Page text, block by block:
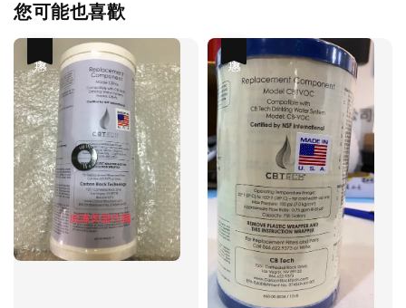
您可能也喜歡